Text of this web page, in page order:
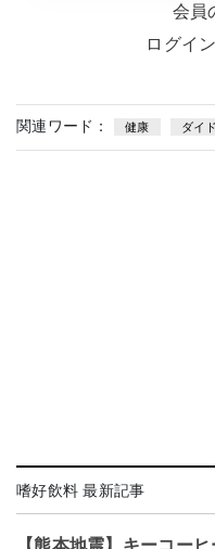
会員
ログイ
関連ワード： 健康 ダイ
嗜好飲料 最新記事
【熊本地震】キーコー